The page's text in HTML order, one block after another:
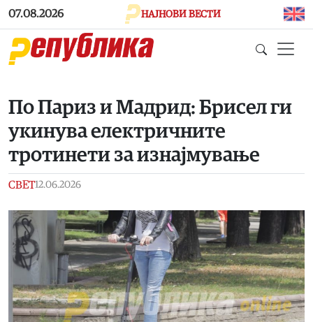
Skip to main content
07.08.2026 НАЈНОВИ ВЕСТИ
По Париз и Мадрид: Брисел ги
укинува електричните
тротинети за изнајмување
СВЕТ12.06.2026